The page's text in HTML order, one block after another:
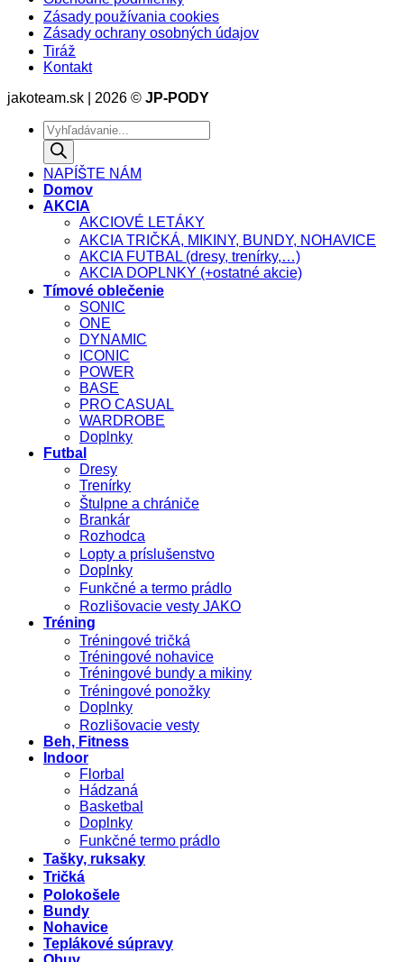
Zásady používania cookies
Zásady ochrany osobných údajov
Tiráž
Kontakt
jakoteam.sk | 2026 © JP-PODY
Products
search
NAPÍŠTE NÁM
Domov
AKCIA
AKCIOVÉ LETÁKY
AKCIA TRIČKÁ, MIKINY, BUNDY, NOHAVICE
AKCIA FUTBAL (dresy, trenírky,…)
AKCIA DOPLNKY (+ostatné akcie)
Tímové oblečenie
SONIC
ONE
DYNAMIC
ICONIC
POWER
BASE
PRO CASUAL
WARDROBE
Doplnky
Futbal
Dresy
Trenírky
Štulpne a chrániče
Brankár
Rozhodca
Lopty a príslušenstvo
Doplnky
Funkčné a termo prádlo
Rozlišovacie vesty JAKO
Tréning
Tréningové tričká
Tréningové nohavice
Tréningové bundy a mikiny
Tréningové ponožky
Doplnky
Rozlišovacie vesty
Beh, Fitness
Indoor
Florbal
Hádzaná
Basketbal
Doplnky
Funkčné termo prádlo
Tašky, ruksaky
Tričká
Polokošele
Bundy
Nohavice
Teplákové súpravy